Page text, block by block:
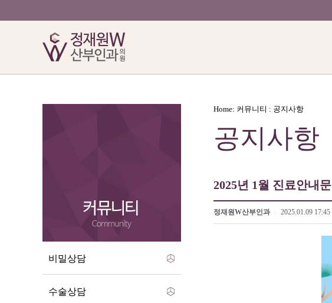
비밀상담
수술상담
Home: 커뮤니티 : 공지사항
공지사항
2025년 1월 진료안내문
정재원W산부인과 2025.01.09 17:45